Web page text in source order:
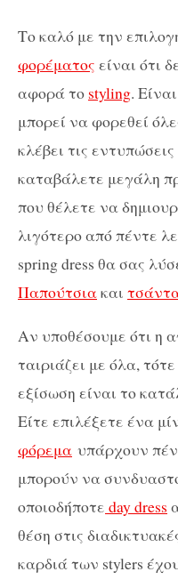
Το καλό με την
φορέματος είναι ότι
αφορά το styling.
μπορεί να φορεθεί
κλέβει τις
καταβάλετε μεγάλη
που θέλετε να
λιγότερο από πέντε
spring dress θα σας
Παπούτσιακαι
Αν υποθέσουμε ότι η
ταιριάζει με όλα,
εξίσωση είναι το
Είτε επιλέξετε ένα
φόρεμα υπάρχουν
μπορούν να
οποιοδήποτε day dress
θέση στις
καρδιά των stylers